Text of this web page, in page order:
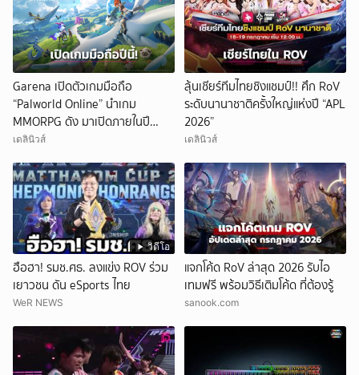
Garena เปิดตัวเกมมือถือ
“Palworld Online” นำเกม
MMORPG ดัง มาเปิดภายในปี
2026
เดลินิวส์
ลุ้นเชียร์ทีมไทยชิงแชมป์!! ศึก RoV
ระดับนานาชาติครั้งใหญ่แห่งปี “APL
2026”
เดลินิวส์
วิดีโอ
ฮือฮา! รมช.ศธ. ลงแข่ง ROV ร่วม
เยาวชน ดัน eSports ไทย
WeR NEWS
แจกโค้ด RoV ล่าสุด 2026 รับไอ
เทมฟรี พร้อมวิธีเติมโค้ด ที่ต้องรู้
sanook.com